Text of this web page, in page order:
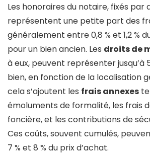
Les honoraires du notaire, fixés par
représentent une petite part des
généralement entre 0,8 % et 1,2 %
pour un bien ancien. Les droits de
à eux, peuvent représenter jusqu’à
bien, en fonction de la localisation
cela s’ajoutent les frais annexes
émoluments de formalité, les frais
foncière, et les contributions de
Ces coûts, souvent cumulés,
7 % et 8 % du prix d’achat.